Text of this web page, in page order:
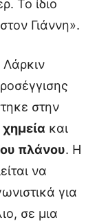
Το ίδιο
Γιάννη».
Λάρκιν
στην
και
πλάνου. Η
να
για
σε μια